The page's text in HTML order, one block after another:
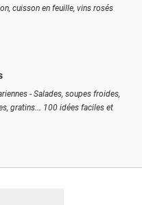
cuisson en feuille, vins rosés
- Salades, soupes froides,
gratins... 100 idées faciles et